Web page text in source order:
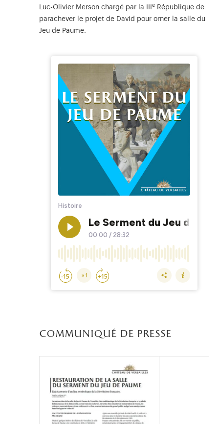
Luc-Olivier Merson chargé par la III
e République de
parachever le projet de David pour orner la salle du
Jeu de Paume.
communiqué de presse